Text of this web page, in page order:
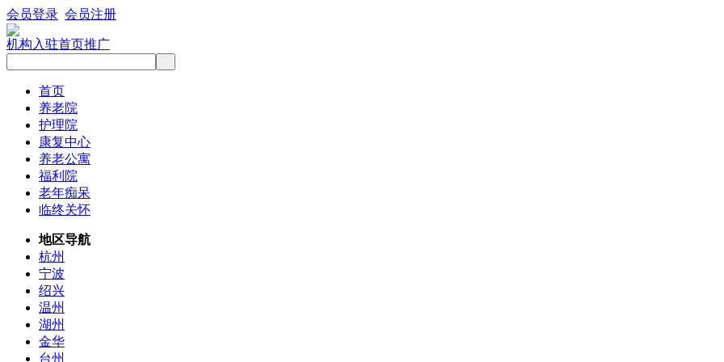
会员登录 会员注册
机构入驻首页推广
首页
养老院
护理院
康复中心
养老公寓
福利院
老年痴呆
临终关怀
地区导航
杭州
宁波
绍兴
温州
湖州
金华
台州